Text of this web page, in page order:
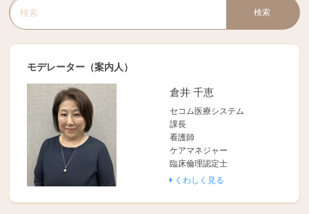
検索キーワード入力
検索
モデレーター（案内人）
倉井 千恵
セコム医療システム
課長
看護師
ケアマネジャー
臨床倫理認定士
くわしく見る